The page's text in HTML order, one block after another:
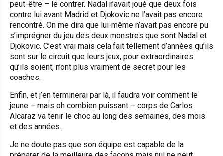
peut-être – le contrer. Nadal n’avait joué que deux fois
contre lui avant Madrid et Djokovic ne l’avait pas encore
rencontré. On me dira que lui-même n’avait pas encore pu
s’imprégner du jeu des deux monstres que sont Nadal et
Djokovic. C’est vrai mais cela fait tellement d’années qu’ils
sont sur le circuit que leurs jeux, pour extraordinaires
qu’ils soient, n’ont plus vraiment de secret pour les
coaches.
Enfin, et j’en terminerai par là, il faudra voir comment le
jeune – mais oh combien puissant – corps de Carlos
Alcaraz va tenir le choc au long des semaines, des mois
et des années.
Je ne doute pas que son équipe est capable de la